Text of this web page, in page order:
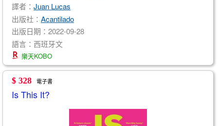
譯者： Juan Lucas
出版社： Acantilado
出版日期：2022-09-28
語言：西班牙文
樂天KOBO
$ 328 電子書
Is This It?